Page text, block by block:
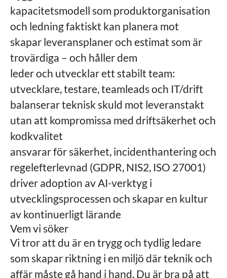
kapacitetsmodell som produktorganisation
och ledning faktiskt kan planera mot
skapar leveransplaner och estimat som är
trovärdiga – och håller dem
leder och utvecklar ett stabilt team:
utvecklare, testare, teamleads och IT/drift
balanserar teknisk skuld mot leveranstakt
utan att kompromissa med driftsäkerhet och
kodkvalitet
ansvarar för säkerhet, incidenthantering och
regelefterlevnad (GDPR, NIS2, ISO 27001)
driver adoption av AI-verktyg i
utvecklingsprocessen och skapar en kultur
av kontinuerligt lärande
Vem vi söker
Vi tror att du är en trygg och tydlig ledare
som skapar riktning i en miljö där teknik och
affär måste gå hand i hand. Du är bra på att